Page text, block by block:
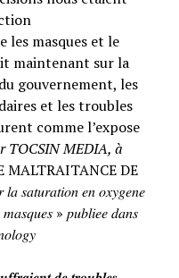
les masques et le
maintenant sur la
gouvernement, les
et les troubles
comme l’expose
TOCSIN MEDIA, à
MALTRAITANCE DE
𝑠𝑎𝑡𝑢𝑟𝑎𝑡𝑖𝑜𝑛 𝑒𝑛 𝑜𝑥𝑦𝑔𝑒𝑛𝑒
𝑚𝑎𝑠𝑞𝑢𝑒𝑠 » 𝑝𝑢𝑏𝑙𝑖𝑒𝑒 𝑑𝑎𝑛𝑠